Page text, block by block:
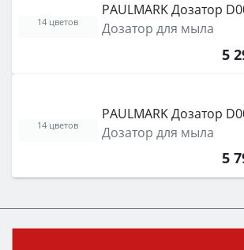
PAULMARK Дозатор
Дозатор для мыла
5
14 цветов
PAULMARK Дозатор
Дозатор для мыла
5
14 цветов